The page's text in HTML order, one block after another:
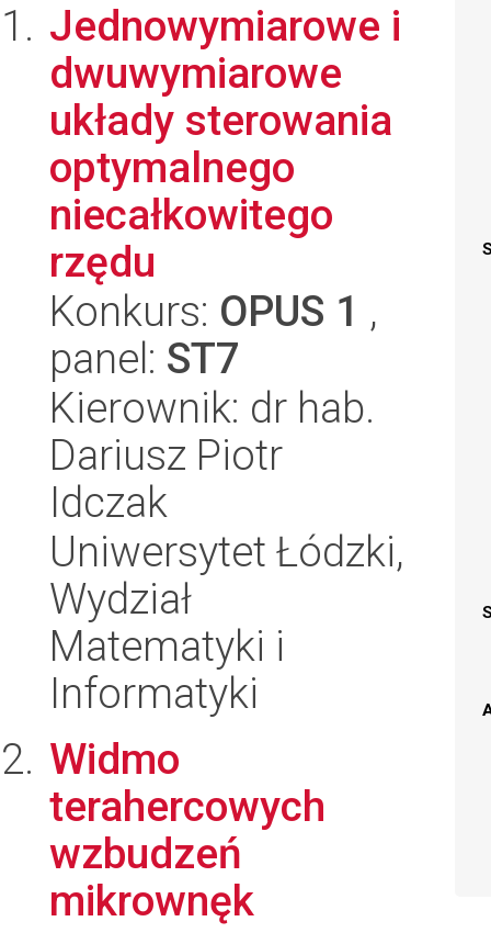
Jednowymiarowe i
dwuwymiarowe
układy sterowania
optymalnego
niecałkowitego
rzędu
Konkurs: OPUS 1 ,
panel: ST7
Kierownik: dr hab.
Dariusz Piotr
Idczak
Uniwersytet Łódzki,
Wydział
Matematyki i
Informatyki
Widmo
terahercowych
wzbudzeń
mikrownęk